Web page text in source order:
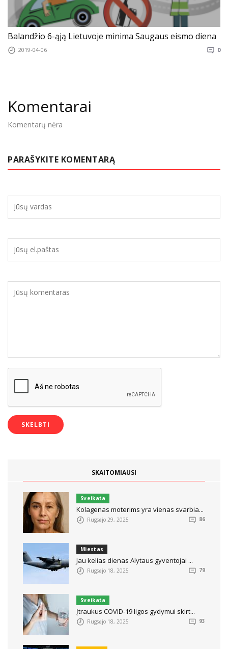
Balandžio 6-ąją Lietuvoje minima Saugaus eismo diena
2019-04-06 0
Komentarai
Komentarų nėra
PARAŠYKITE KOMENTARĄ
SKAITOMIAUSI
Sveikata
Kolagenas moterims yra vienas svarbia...
Rugsėjo 29, 2025 86
Miestas
Jau kelias dienas Alytaus gyventojai ...
Rugsėjo 18, 2025 79
Sveikata
Įtraukus COVID-19 ligos gydymui skirt...
Rugsėjo 18, 2025 93